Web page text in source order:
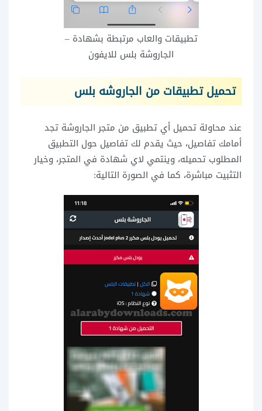
تطبيقات والعاب مرتبطة بشهادة –
الجاروشة بلس للايفون
تحميل تطبيقات من الجاروشه بلس
عند محاولة تحميل أي تطبيق من متجر الجاروشة تجد
أمامك تفاصيل، حيث يقدم لك تفاصيل حول التطبيق
المطلوب تحميله، وينتمي لاي شهادة في المتجر، وخيار
التثبيت مباشرة، كما في الصورة التالية: